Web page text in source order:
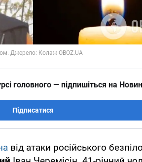
головного — підпишіться на
Підписатися
від атаки російського